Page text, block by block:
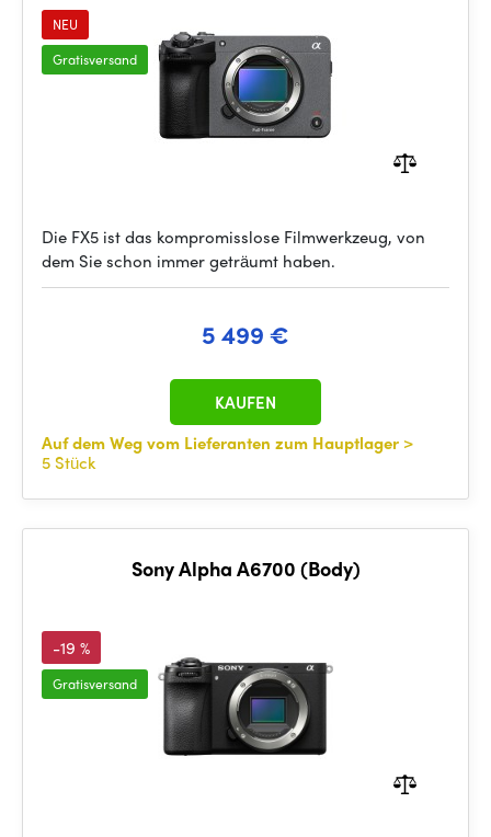
NEU
Gratisversand
Die FX5 ist das kompromisslose Filmwerkzeug, von
dem Sie schon immer geträumt haben.
5 499 €
Auf dem Weg vom Lieferanten zum Hauptlager >
5 Stück
KAUFEN
Sony Alpha A6700 (Body)
-19 %
Gratisversand